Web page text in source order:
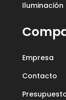
Iluminación
Empresa
Contacto